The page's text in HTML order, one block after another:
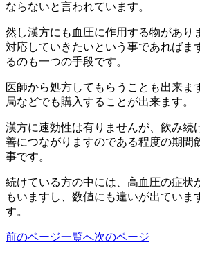
ならないと言われています。
然し漢方にも血圧に作用する物があり
対応していきたいという事であればま
るのも一つの手段です。
医師から処方してもらうことも出来ま
局などでも購入することが出来ます。
漢方に速効性は有りませんが、飲み続
善につながりますのである程度の期間
事です。
続けている方の中には、高血圧の症状
もいますし、数値にも違いが出ていま
す。
前のページ一覧へ次のページ